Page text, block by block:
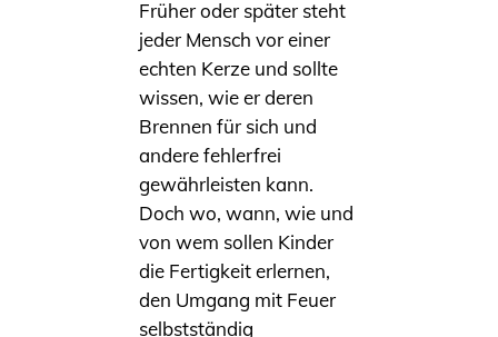
Früher oder später steht
jeder Mensch vor einer
echten Kerze und sollte
wissen, wie er deren
Brennen für sich und
andere fehlerfrei
gewährleisten kann.
Doch wo, wann, wie und
von wem sollen Kinder
die Fertigkeit erlernen,
den Umgang mit Feuer
selbstständig